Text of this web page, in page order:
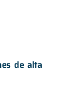
de alta